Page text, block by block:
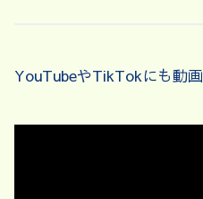
YouTubeやTikTokにも動画